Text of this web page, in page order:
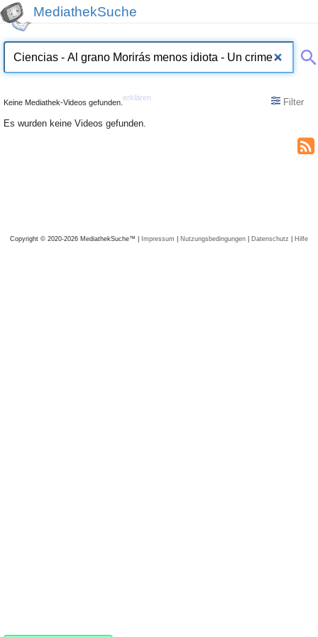
MediathekSuche
Keine Mediathek-Videos gefunden.
erklären
Filter
Es wurden keine Videos gefunden.
Copyright © 2020-2026 MediathekSuche™ | Impressum | Nutzungsbedingungen | Datenschutz | Hilfe